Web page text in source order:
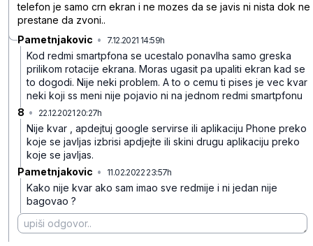
telefon je samo crn ekran i ne mozes da se javis ni nista dok ne
prestane da zvoni..
Pametnjakovic • 7.12.2021 14:59h
Kod redmi smartpfona se ucestalo ponavlha samo greska
prilikom rotacije ekrana. Moras ugasit pa upaliti ekran kad se
to dogodi. Nije neki problem. A to o cemu ti pises je vec kvar
neki koji ss meni nije pojavio ni na jednom redmi smartpfonu
8 • 22.12.2021 20:27h
Nije kvar , apdejtuj google servirse ili aplikaciju Phone preko
koje se javljas izbrisi apdjejte ili skini drugu aplikaciju preko
koje se javljas.
Pametnjakovic • 11.02.2022 23:57h
Kako nije kvar ako sam imao sve redmije i ni jedan nije
bagovao ?